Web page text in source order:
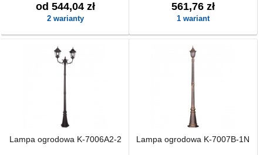
od 544,04 zł
2 warianty
561,76 zł
1 wariant
Lampa ogrodowa K-7006A2-2 Lampa ogrodowa K-7007B-1N